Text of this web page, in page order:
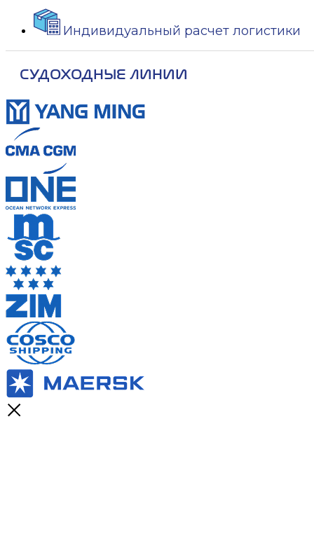
Индивидуальный расчет логистики
СУДОХОДНЫЕ ЛИНИИ